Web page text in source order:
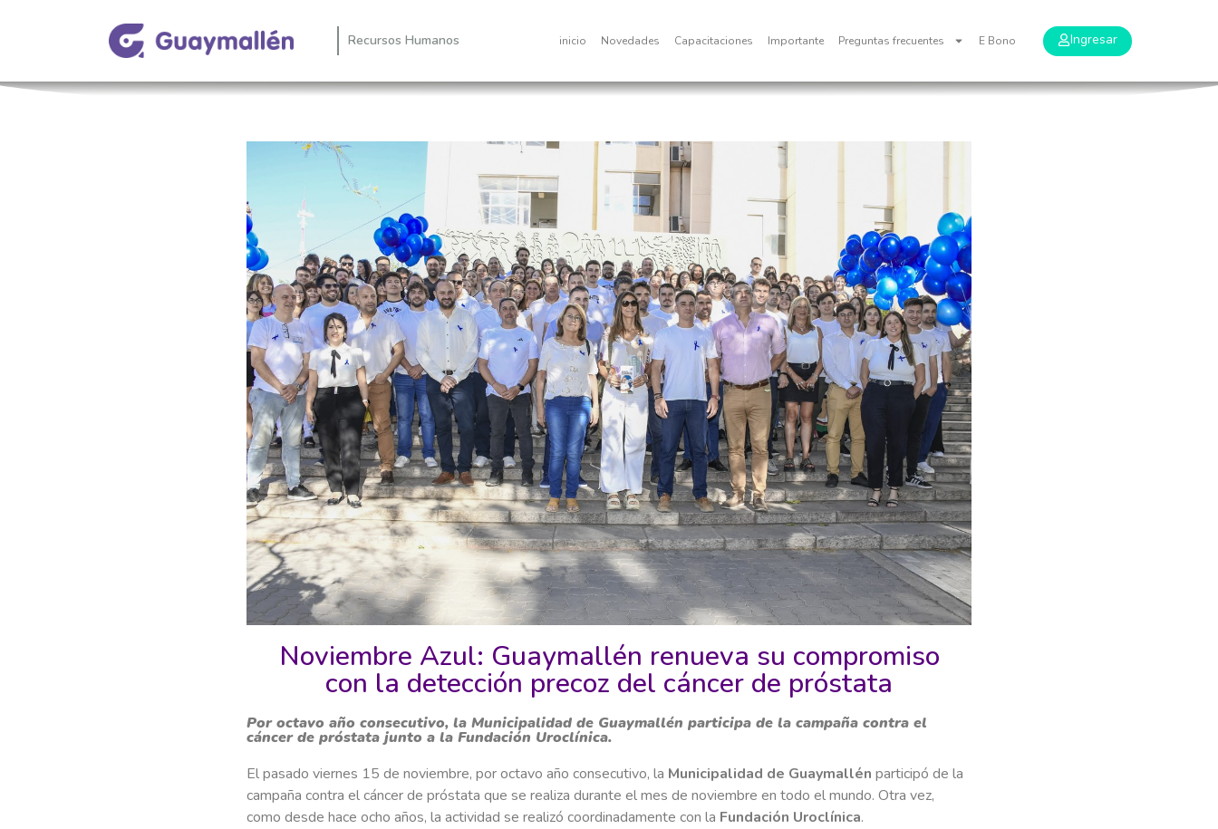
Recursos Humanos inicio Novedades Capacitaciones Importante Preguntas frecuentes E Bono Ingresar
Noviembre Azul: Guaymallén renueva su compromiso
con la detección precoz del cáncer de próstata
Por octavo año consecutivo, la Municipalidad de Guaymallén participa de la campaña contra el
cáncer de próstata junto a la Fundación Uroclínica.
El pasado viernes 15 de noviembre, por octavo año consecutivo, la Municipalidad de Guaymallén participó de la
campaña contra el cáncer de próstata que se realiza durante el mes de noviembre en todo el mundo. Otra vez,
como desde hace ocho años, la actividad se realizó coordinadamente con la Fundación Uroclínica.